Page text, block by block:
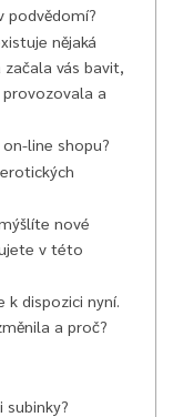
podvědomí?
nějaká
vás bavit,
a
line shopu?
nové
v této
k dispozici nyní.
a proč?
subinky?